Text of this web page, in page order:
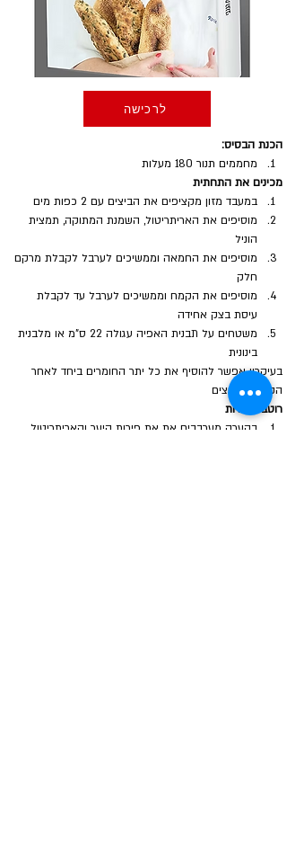
לרכישה
הכנת הבסיס:
מחממים תנור 180 מעלות
מכינים את התחתית
במעבד מזון מקציפים את הביצים עם 2 כפות מים
מוסיפים את האריתריטול, השמנת המתוקה, תמצית
הוניל
מוסיפים את החמאה וממשיכים לערבל לקבלת מרקם
חלק
מוסיפים את הקמח וממשיכים לערבל עד לקבלת
עיסת בצק אחידה
משטחים על תבנית האפיה עגולה 22 ס"מ או מלבנית
בינונית
בעיקרון אפשר להוסיף את כל יתר החומרים ביחד לאחר
הקצפת הביצים
רוטב הפירות
בקערה מערבבים את את פירות היער והאריתריטול